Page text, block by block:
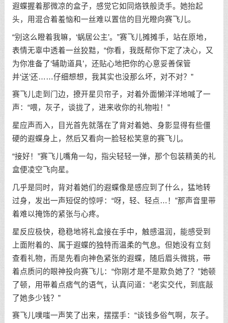
遐蝶握着那微凉的盒子，感觉它如同烙铁般烫手。她抬起
头，用混合着羞恼和一丝难以置信的目光瞪向赛飞儿。
“别这么瞪着我嘛，‘蜗居公主’。”赛飞儿摊摊手，站在原地，
表情无辜中透着一丝狡黠，“你看，我既帮你下定了决心，又
为你准备了‘辅助道具’，还贴心地把你的心意妥善保管
并‘送’还……仔细想想，我其实也没那么坏，对不对？”
赛飞儿走到门边，撩开星贝帘子，对着外面懒洋洋地喊了一
声：“喂，灰子，谈拢了，进来收你的礼物啦！”
星应声而入，目光首先就落在了背对着她、身影显得有些僵
硬的遐蝶身上，然后又看向一脸轻松笑意的赛飞儿。
“接好！”赛飞儿嘴角一勾，指尖轻轻一弹，那个包装精美的礼
盒便凌空飞向星。
几乎是同时，背对着她们的遐蝶像是感应到了什么，猛地转
过身，发出一声短促的惊呼：“呀，轻、轻点…！”那声音里带
着难以掩饰的紧张与心疼。
星反应极快，稳稳地将礼盒接在手中，触感温润，能感受到
上面附着的、属于遐蝶的独特而温柔的气息。但她没有立刻
查看礼物，而是先看向神色紧张的遐蝶，随后眉头微挑，带
着点质问的眼神投向赛飞儿：“你刚才是不是欺负她了？”她顿
了顿，用带着点痞气的语气，认真问道：“老实交代，到底敲
了她多少钱？”
赛飞儿噗嗤一声笑了出来，摆摆手：“谈钱多俗气啊，灰子。